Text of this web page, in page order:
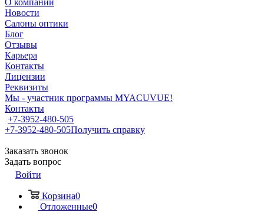
О компании
Новости
Салоны оптики
Блог
Отзывы
Карьера
Контакты
Лицензии
Реквизиты
Мы - участник программы MYACUVUE!
Контакты
+7-3952-480-505
+7-3952-480-505Получить справку
Заказать звонок
Задать вопрос
Войти
Корзина0
Отложенные0